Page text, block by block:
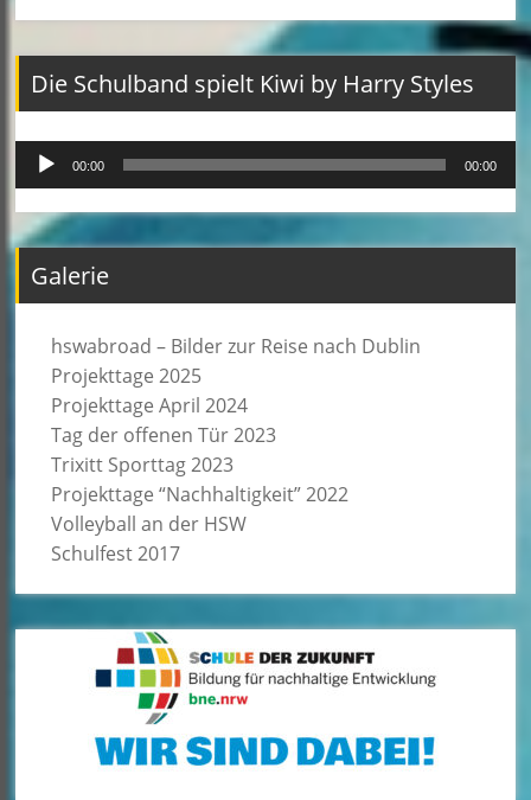
Die Schulband spielt Kiwi by Harry Styles
Audio-
Player
00:00 00:00
Galerie
hswabroad – Bilder zur Reise nach Dublin
Projekttage 2025
Projekttage April 2024
Tag der offenen Tür 2023
Trixitt Sporttag 2023
Projekttage “Nachhaltigkeit” 2022
Volleyball an der HSW
Schulfest 2017